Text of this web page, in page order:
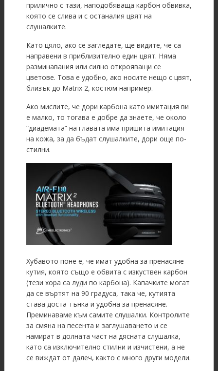
прилично с тази, наподобяваща карбон обвивка,
която се слива и с останалия цвят на
слушалките.
Като цяло, ако се загледате, ще видите, че са
направени в приблизително един цвят. Няма
разминавания или силно открояващи се
цветове. Това е удобно, ако носите нещо с цвят,
близък до Matrix 2, костюм например.
Ако мислите, че дори карбона като имитация ви
е малко, то тогава е добре да знаете, че около
“диадемата” на главата има пришита имитация
на кожа, за да бъдат слушалките, дори още по-
стилни.
Хубавото поне е, че имат удобна за пренасяне
кутия, която също е обвита с изкуствен карбон
(тези хора са луди по карбона). Капачките могат
да се въртят на 90 градуса, така че, кутията
става доста тънка и удобна за пренасяне.
Преминаваме към самите слушалки. Контролите
за смяна на песента и заглушаването и се
намират в долната част на дясната слушалка,
като са изключително стилни и изчистени, а не
се виждат от далеч, както с много други модели.